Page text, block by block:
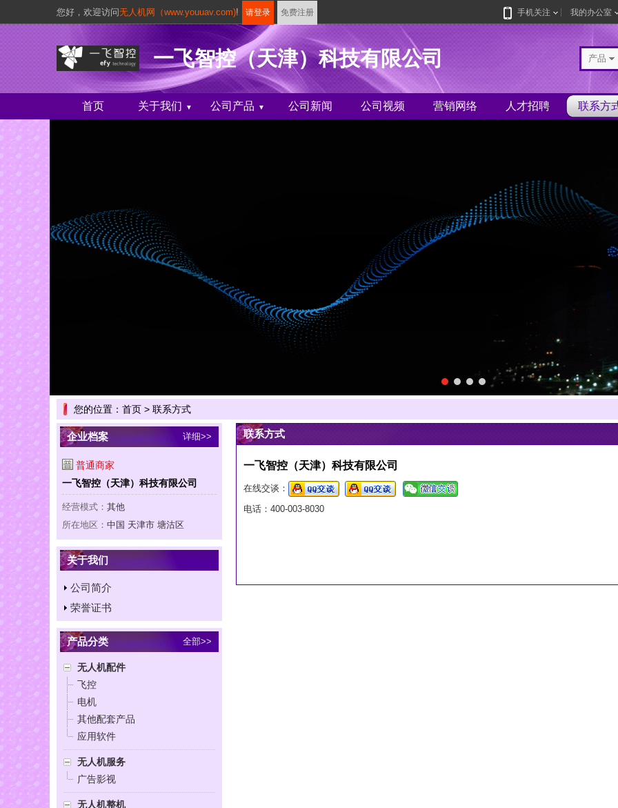
您好， 欢迎访问无人机网（www.youuav.com)! 请登录 免费注册 手机关注 我的办公室
一飞智控（天津）科技有限公司 产品
首页 关于我们 ▼ 公司产品 ▼ 公司新闻 公司视频 营销网络 人才招聘 联系方
您的位置： 首页 > 联系方式
企业档案 详细>>
普通商家
一飞智控（天津）科技有限公司
经营模式： 其他
所在地区： 中国 天津市 塘沽区
关于我们
公司简介
荣誉证书
产品分类 全部>>
无人机配件
飞控
电机
其他配套产品
应用软件
无人机服务
广告影视
无人机整机
联系方式
一飞智控（天津）科技有限公司
在线交谈：
电话： 400-003-8030